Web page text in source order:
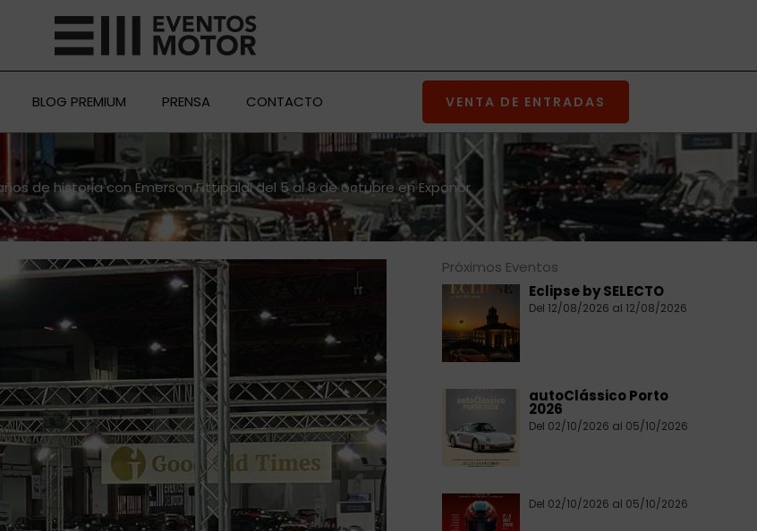
BLOG PREMIUM PRENSA CONTACTO VENTA DE ENTRADAS
de historia con Emerson Fittipaldi del 5 al 8 de octubre en Exponor
Próximos Eventos
Eclipse by SELECTO
Del 12/08/2026 al 12/08/2026
autoClássico Porto
2026
Del 02/10/2026 al 05/10/2026
Del 02/10/2026 al 05/10/2026